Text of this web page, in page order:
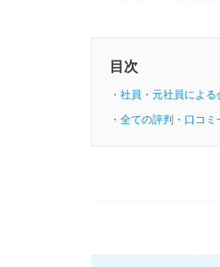
目次
・社員・元社員によ
・全ての評判・口コミ